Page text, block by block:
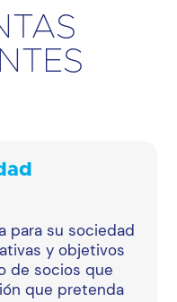
para su sociedad
y objetivos
de socios que
que pretenda